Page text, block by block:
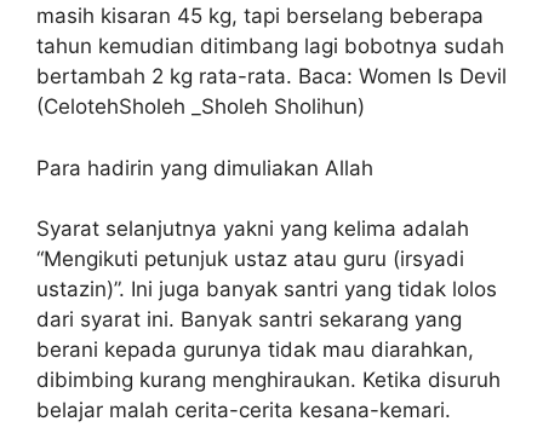
masih kisaran 45 kg, tapi berselang beberapa
tahun kemudian ditimbang lagi bobotnya sudah
bertambah 2 kg rata-rata. Baca: Women Is Devil
(CelotehSholeh _Sholeh Sholihun)
Para hadirin yang dimuliakan Allah
Syarat selanjutnya yakni yang kelima adalah
“Mengikuti petunjuk ustaz atau guru (irsyadi
ustazin)”. Ini juga banyak santri yang tidak lolos
dari syarat ini. Banyak santri sekarang yang
berani kepada gurunya tidak mau diarahkan,
dibimbing kurang menghiraukan. Ketika disuruh
belajar malah cerita-cerita kesana-kemari.